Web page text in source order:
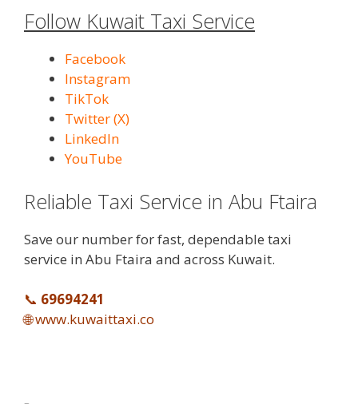
Follow Kuwait Taxi Service
Facebook
Instagram
TikTok
Twitter (X)
LinkedIn
YouTube
Reliable Taxi Service in Abu Ftaira
Save our number for fast, dependable taxi
service in Abu Ftaira and across Kuwait.
📞 69694241
🌐www.kuwaittaxi.co